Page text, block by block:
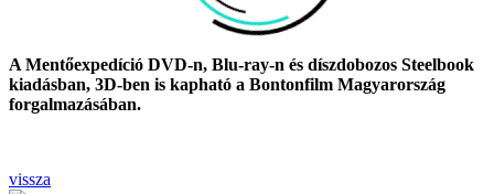
A Mentőexpedíció DVD-n, Blu-ray-n és díszdobozos Steelbook
kiadásban, 3D-ben is kapható a Bontonfilm Magyarország
forgalmazásában.
vissza